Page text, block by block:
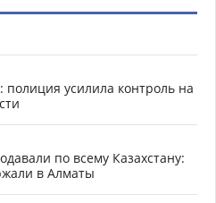
полиция усилила контроль на
по всему Казахстану:
в Алматы